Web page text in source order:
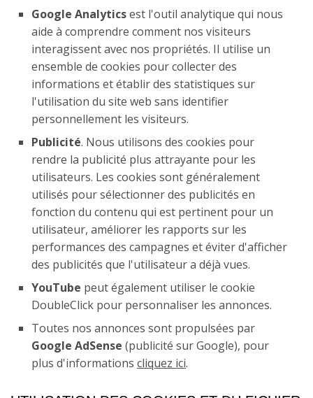
06 - Pazos de Arenteiro -
Soutelo de Montes
07 - Soutelo de Montes - O
Foxo
08 - O Foxo - A Gándara
09 - A Gándara - Santiago de
Compostela
05 - Soutelo de Montes - O
Foxo
06 - O Foxo - A Gándara
07 - A Gándara - Santiago de
Compostela
(difficile)
05 - Ribadavia - Pazos de
Arenteiro
06 - Pazos de Arenteiro -
Soutelo de Montes
07 - Soutelo de Montes - O
08 - O Foxo - A Gándara
09 - A Gándara - Santiago de
Compostela
Google Analyticsest l'outil analytique qui nous
aide à comprendre comment nos visiteurs
interagissent avec nos propriétés. Il utilise un
ensemble de cookies pour collecter des
informations et établir des statistiques sur
l'utilisation du site web sans identifier
personnellement les visiteurs.
Publicité. Nous utilisons des cookies pour
rendre la publicité plus attrayante pour les
utilisateurs. Les cookies sont généralement
utilisés pour sélectionner des publicités en
fonction du contenu qui est pertinent pour un
utilisateur, améliorer les rapports sur les
performances des campagnes et éviter d'afficher
des publicités que l'utilisateur a déjà vues.
YouTube peut également utiliser le cookie
DoubleClick pour personnaliser les annonces.
Toutes nos annonces sont propulsées par
Google AdSense (publicité sur Google), pour
plus d'informations cliquez ici.